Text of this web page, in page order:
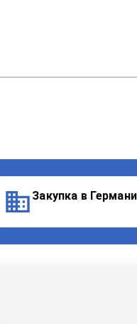
Закупка в